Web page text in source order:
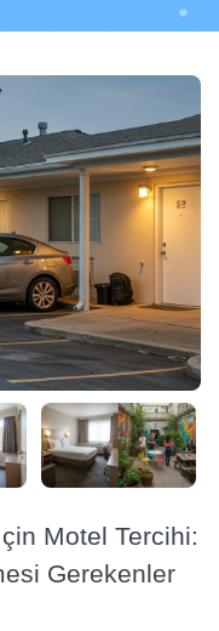
Motel Tercihi:
Gerekenler